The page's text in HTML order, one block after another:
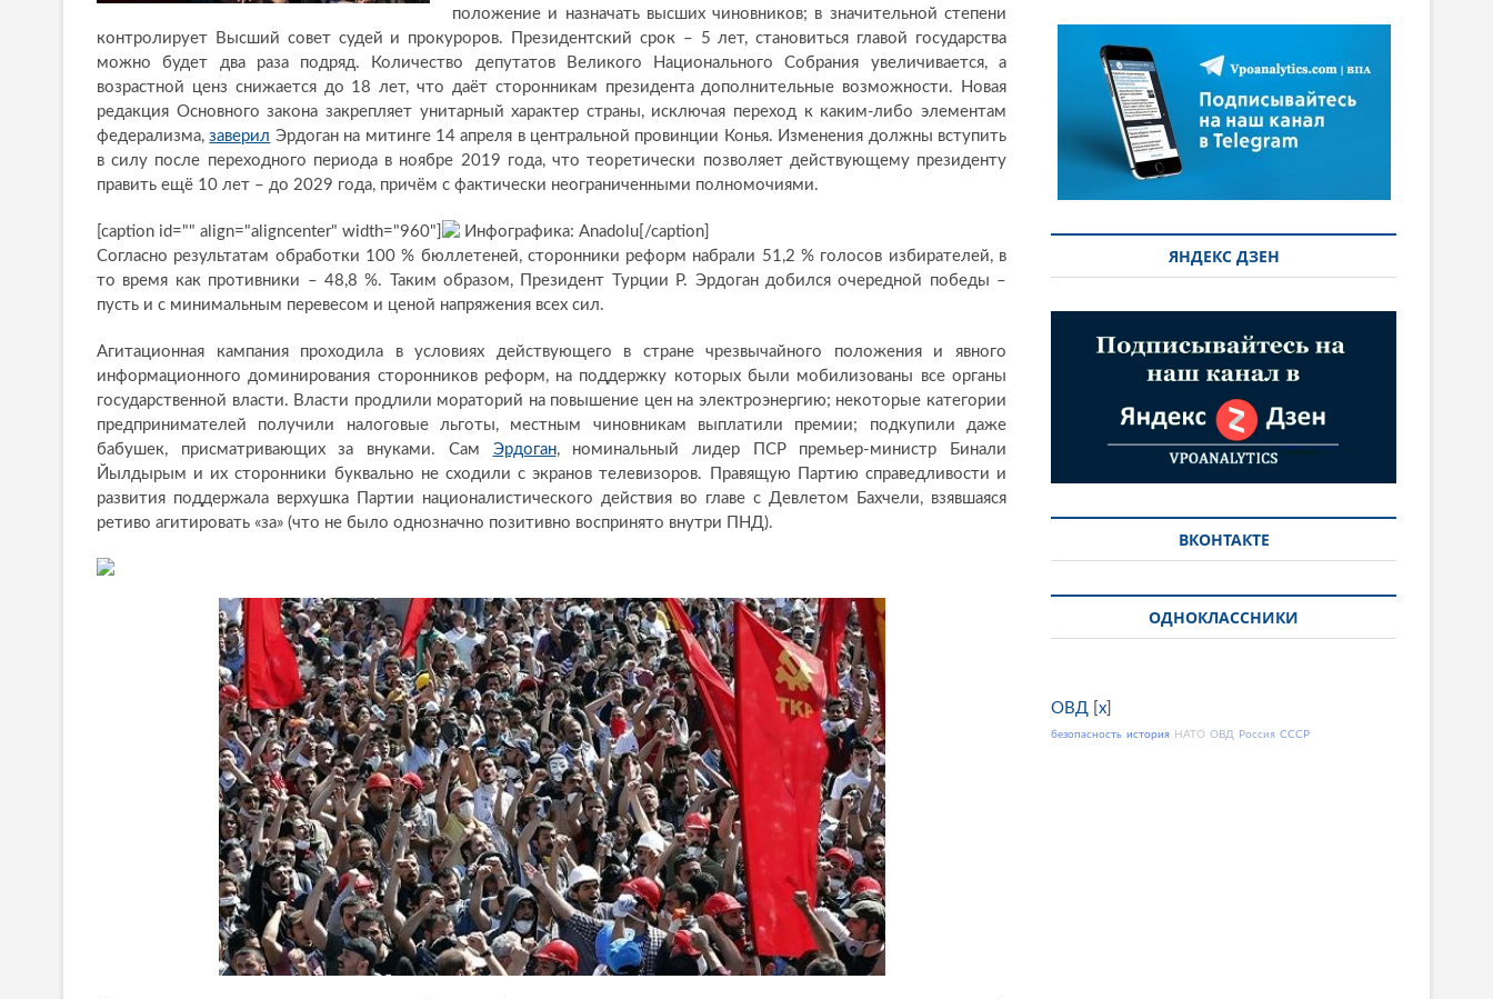
положение и назначать высших чиновников; в значительной степени
контролирует Высший совет судей и прокуроров. Президентский срок – 5 лет, становиться главой государства
можно будет два раза подряд. Количество депутатов Великого Национального Собрания увеличивается, а
возрастной ценз снижается до 18 лет, что даёт сторонникам президента дополнительные возможности. Новая
редакция Основного закона закрепляет унитарный характер страны, исключая переход к каким-либо элементам
федерализма,заверил Эрдоган на митинге 14 апреля в центральной провинции Конья. Изменения должны вступить
в силу после переходного периода в ноябре 2019 года, что теоретически позволяет действующему президенту
править ещё 10 лет – до 2029 года, причём с фактически неограниченными полномочиями.
[caption id="" align="aligncenter" width="960"]
Инфографика: Anadolu[/caption]
Согласно результатам обработки 100 % бюллетеней, сторонники реформ набрали 51,2 % голосов избирателей, в
то время как противники – 48,8 %. Таким образом, Президент Турции Р. Эрдоган добился очередной победы –
пусть и с минимальным перевесом и ценой напряжения всех сил.
Агитационная кампания проходила в условиях действующего в стране чрезвычайного положения и явного
информационного доминирования сторонников реформ, на поддержку которых были мобилизованы все органы
государственной власти. Власти продлили мораторий на повышение цен на электроэнергию; некоторые категории
предпринимателей получили налоговые льготы, местным чиновникам выплатили премии; подкупили даже
бабушек, присматривающих за внуками. Сам Эрдоган, номинальный лидер ПСР премьер-министр Бинали
Йылдырым и их сторонники буквально не сходили с экранов телевизоров. Правящую Партию справедливости и
развития поддержала верхушка Партии националистического действия во главе с Девлетом Бахчели, взявшаяся
ретиво агитировать «за» (что не было однозначно позитивно воспринято внутри ПНД).
ЯНДЕКС ДЗЕН
ВКОНТАКТЕ
ОДНОКЛАССНИКИ
ОВД x
безопасность история НАТО ОВД Россия СССР